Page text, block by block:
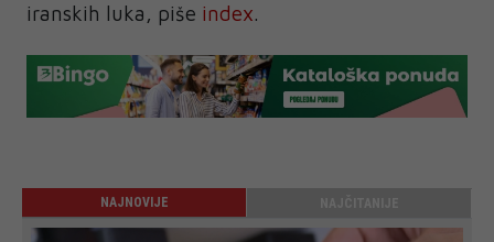
iranskih luka, piše index.
NAJNOVIJE